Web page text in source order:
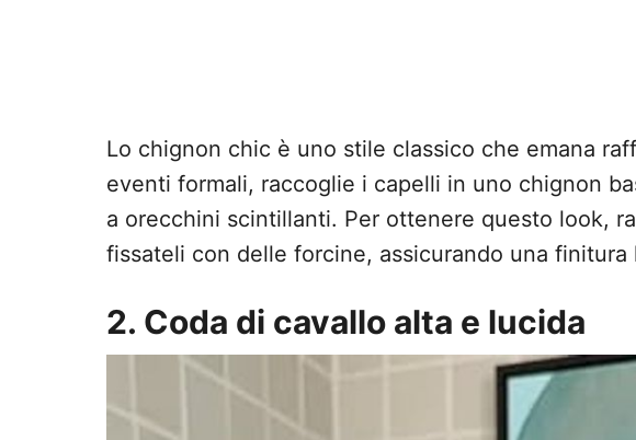
Lo chignon chic è uno stile classico che emana
eventi formali, raccoglie i capelli in uno chignon
a orecchini scintillanti. Per ottenere questo look,
fissateli con delle forcine, assicurando una finitura
2. Coda di cavallo alta e lucida